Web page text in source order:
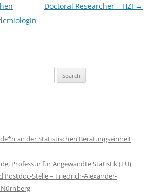
Doctoral Researcher – HZI →
an der Statistischen Beratungseinheit
Professur für Angewandte Statistik (FU)
Postdoc-Stelle – Friedrich-Alexander-